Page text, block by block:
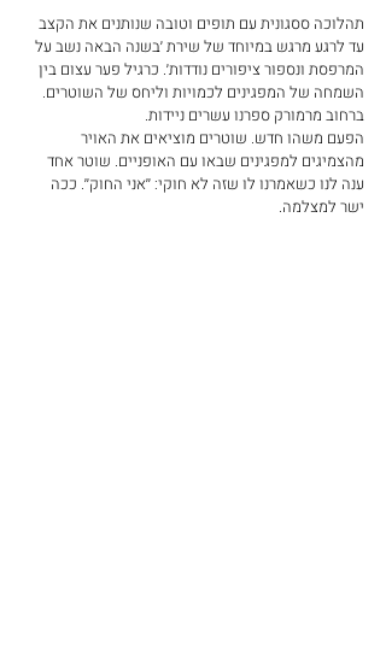
תהלוכה ססגונית עם תופים וטובה שנותנים את הקצב
עד לרגע מרגש במיוחד של שירת ׳בשנה הבאה נשב על
המרפסת ונספור ציפורים נודדות׳. כרגיל פער עצום בין
השמחה של המפגינים לכמויות וליחס של השוטרים.
ברחוב מרמורק ספרנו עשרים ניידות.
הפעם משהו חדש. שוטרים מוציאים את האויר
מהצמיגים למפגינים שבאו עם האופניים. שוטר אחד
ענה לנו כשאמרנו לו שזה לא חוקי: ׳׳אני החוק׳׳. ככה
ישר למצלמה.